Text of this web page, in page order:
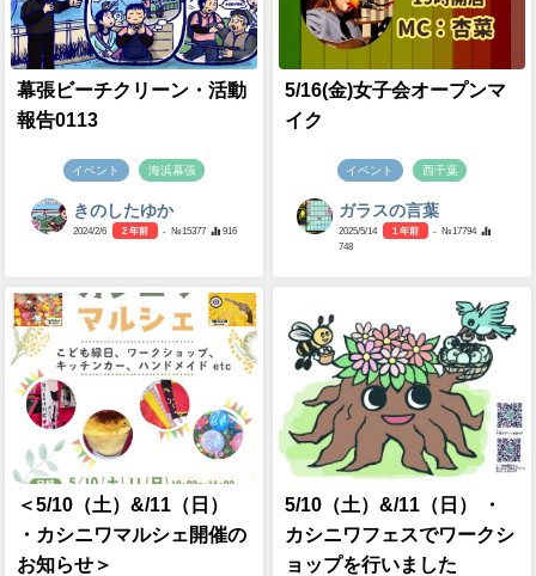
幕張ビーチクリーン・活動
報告0113
イベント 海浜幕張
きのしたゆか
2024/2/6 2 年前 - №15377 916
5/16(金)女子会オープンマ
イク
イベント 西千葉
ガラスの言葉
2025/5/14 1 年前
- №17794
748
＜5/10（土）&/11（日）
・カシニワマルシェ開催の
お知らせ＞
5/10（土）&/11（日） ・
カシニワフェスでワークシ
ョップを行いました